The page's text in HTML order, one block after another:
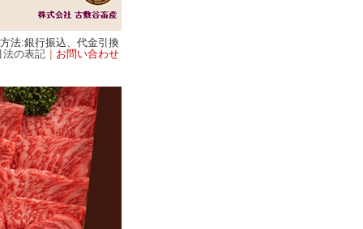
法:銀行振込、代金引換
法の表記｜ お問い合わせ